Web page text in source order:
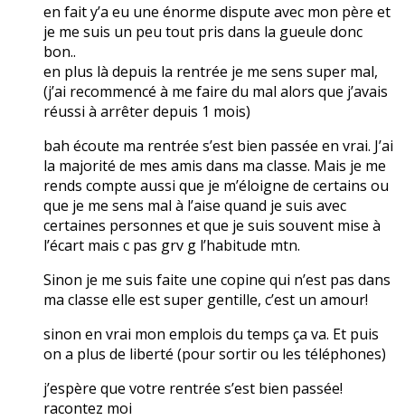
en fait y’a eu une énorme dispute avec mon père et
je me suis un peu tout pris dans la gueule donc
bon..
en plus là depuis la rentrée je me sens super mal,
(j’ai recommencé à me faire du mal alors que j’avais
réussi à arrêter depuis 1 mois)
bah écoute ma rentrée s’est bien passée en vrai. J’ai
la majorité de mes amis dans ma classe. Mais je me
rends compte aussi que je m’éloigne de certains ou
que je me sens mal à l’aise quand je suis avec
certaines personnes et que je suis souvent mise à
l’écart mais c pas grv g l’habitude mtn.
Sinon je me suis faite une copine qui n’est pas dans
ma classe elle est super gentille, c’est un amour!
sinon en vrai mon emplois du temps ça va. Et puis
on a plus de liberté (pour sortir ou les téléphones)
j’espère que votre rentrée s’est bien passée!
racontez moi